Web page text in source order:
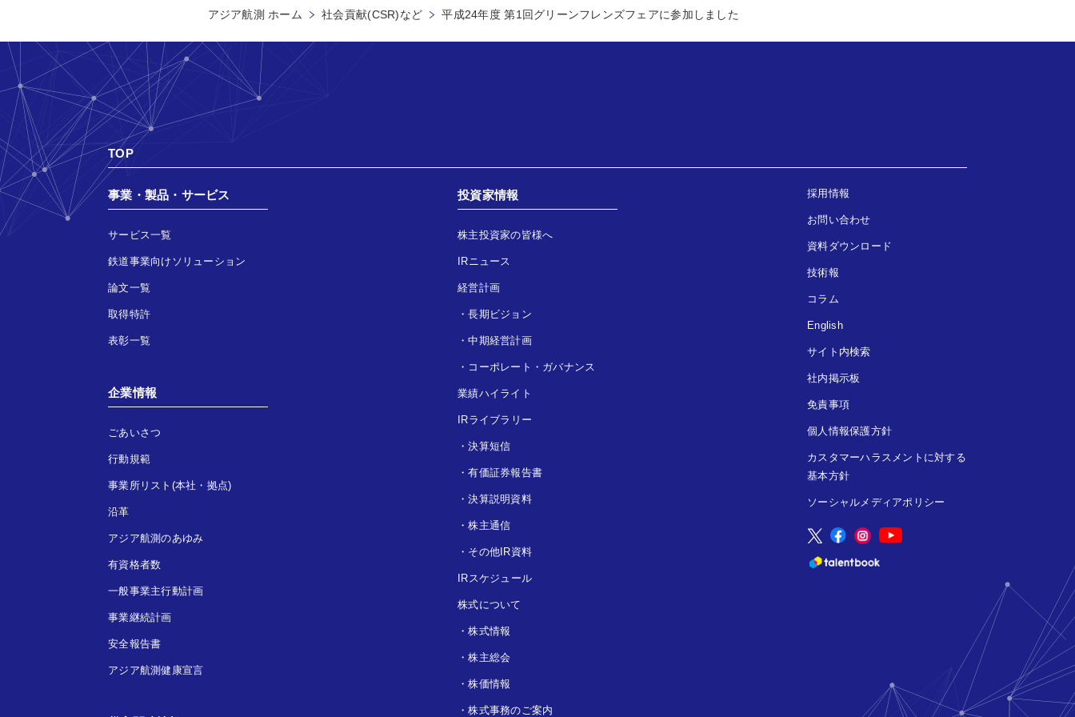
アジア航測 ホーム 社会貢献(CSR)など 平成24年度 第1回グリーンフレンズフェアに参加しました
TOP
事業・製品・サービス
サービス一覧
鉄道事業向けソリューション
論文一覧
取得特許
表彰一覧
企業情報
ごあいさつ
行動規範
事業所リスト(本社・拠点)
沿革
アジア航測のあゆみ
有資格者数
一般事業主行動計画
事業継続計画
安全報告書
アジア航測健康宣言
投資家情報
株主投資家の皆様へ
IRニュース
経営計画
・長期ビジョン
・中期経営計画
・ コーポレート・ガバナンス
業績ハイライト
IRライブラリー
・決算短信
・有価証券報告書
・決算説明資料
・株主通信
・ その他IR資料
IRスケジュール
株式について
・株式情報
・株主総会
・株価情報
・株式事務のご案内
採用情報
お問い合わせ
資料ダウンロード
技術報
コラム
English
サイト内検索
社内掲示板
免責事項
個人情報保護方針
カスタマーハラスメントに対する
基本方針
ソーシャルメディアポリシー